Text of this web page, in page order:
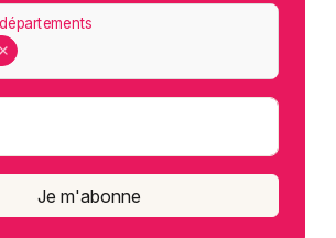
Je m'abonne